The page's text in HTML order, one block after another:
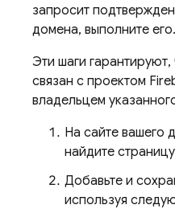
запросит
домена, выполните его.
Эти шаги
связан с проектом
владельцем
На сайте вашего
найдите
Добавьте и
используя